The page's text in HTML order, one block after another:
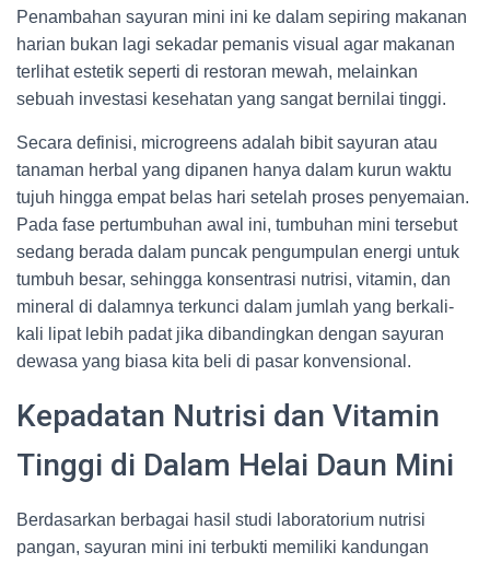
Penambahan sayuran mini ini ke dalam sepiring makanan
harian bukan lagi sekadar pemanis visual agar makanan
terlihat estetik seperti di restoran mewah, melainkan
sebuah investasi kesehatan yang sangat bernilai tinggi.
Secara definisi, microgreens adalah bibit sayuran atau
tanaman herbal yang dipanen hanya dalam kurun waktu
tujuh hingga empat belas hari setelah proses penyemaian.
Pada fase pertumbuhan awal ini, tumbuhan mini tersebut
sedang berada dalam puncak pengumpulan energi untuk
tumbuh besar, sehingga konsentrasi nutrisi, vitamin, dan
mineral di dalamnya terkunci dalam jumlah yang berkali-
kali lipat lebih padat jika dibandingkan dengan sayuran
dewasa yang biasa kita beli di pasar konvensional.
Kepadatan Nutrisi dan Vitamin
Tinggi di Dalam Helai Daun Mini
Berdasarkan berbagai hasil studi laboratorium nutrisi
pangan, sayuran mini ini terbukti memiliki kandungan